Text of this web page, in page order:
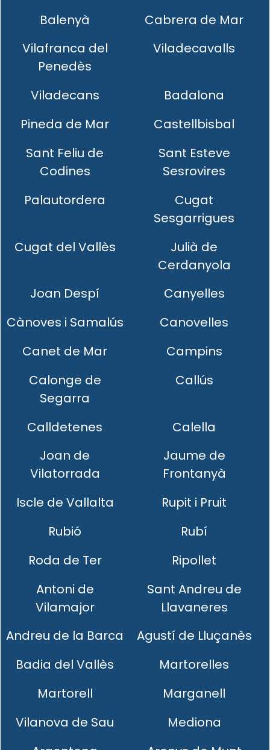
Balenyà
Cabrera de Mar
Vilafranca del
Penedès
Viladecavalls
Viladecans
Badalona
Pineda de Mar
Castellbisbal
Sant Feliu de
Codines
Sant Esteve
Sesrovires
Palautordera
Cugat
Sesgarrigues
Cugat del Vallès
Julià de
Cerdanyola
Joan Despí
Canyelles
Cànoves i Samalús
Canovelles
Canet de Mar
Campins
Calonge de
Segarra
Callús
Calldetenes
Calella
Joan de
Vilatorrada
Jaume de
Frontanyà
Iscle de Vallalta
Rupit i Pruit
Rubió
Rubí
Roda de Ter
Ripollet
Antoni de
Vilamajor
Sant Andreu de
Llavaneres
Andreu de la Barca
Agustí de Lluçanès
Badia del Vallès
Martorelles
Martorell
Marganell
Vilanova de Sau
Mediona